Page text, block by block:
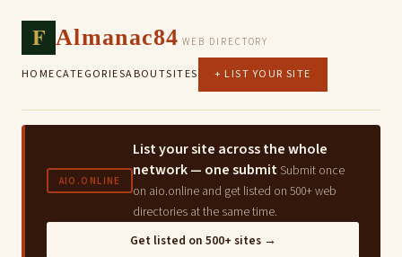
F Almanac84 WEB DIRECTORY
HOMECATEGORIESABOUTSITES + LIST YOUR SITE
AIO.ONLINE
List your site across the whole
network — one submit Submit once
on aio.online and get listed on 500+ web
directories at the same time.
Get listed on 500+ sites →